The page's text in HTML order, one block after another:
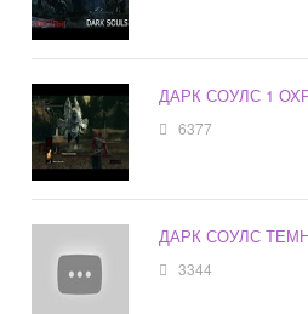
ДАРК СОУЛС 1
6377
ДАРК СОУЛС
3344